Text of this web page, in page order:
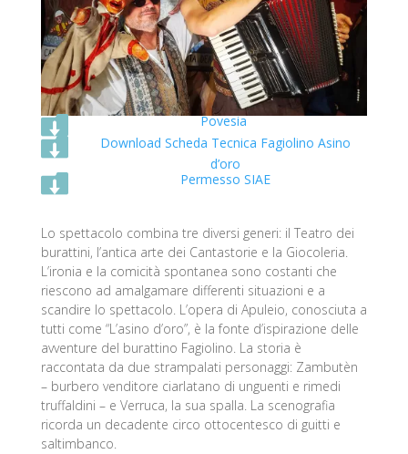
 Povesia

Download Scheda Tecnica Fagiolino Asino
d’oro
 Permesso SIAE
Lo spettacolo combina tre diversi generi: il Teatro dei
burattini, l’antica arte dei Cantastorie e la Giocoleria.
L’ironia e la comicità spontanea sono costanti che
riescono ad amalgamare differenti situazioni e a
scandire lo spettacolo. L’opera di Apuleio, conosciuta a
tutti come “L’asino d’oro”, è la fonte d’ispirazione delle
avventure del burattino Fagiolino. La storia è
raccontata da due strampalati personaggi: Zambutèn
– burbero venditore ciarlatano di unguenti e rimedi
truffaldini – e Verruca, la sua spalla. La scenografia
ricorda un decadente circo ottocentesco di guitti e
saltimbanco.